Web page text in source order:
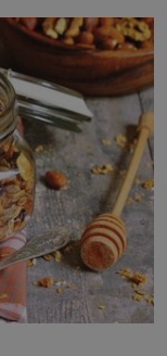
s věkem jako
Cvičte